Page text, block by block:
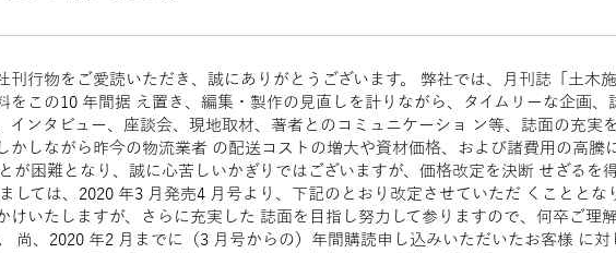
刊⾏物をご愛読いただき、誠にありがとうございます。 弊社では、⽉刊誌「⼟⽊
をこの10 年間据 え置き、編集・製作の⾒直しを計りながら、タイムリーな企画、
インタビュー、座談会、現地取材、著者とのコミュニケーショ ン等、誌⾯の充実
かしながら昨今の物流業者 の配送コストの増⼤や資材価格、および諸費⽤の⾼騰
が困難となり、誠に⼼苦しいかぎりではございますが、価格改定を決断 せざるを
しては、2020 年3 ⽉発売4 ⽉号より、下記のとおり改定させていただ くこととな
けいたしますが、さらに充実した 誌⾯を⽬指し努⼒して参りますので、何卒ご理
。 尚、2020 年2 ⽉までに（3 ⽉号からの）年間購読申し込みいただいたお客様 に